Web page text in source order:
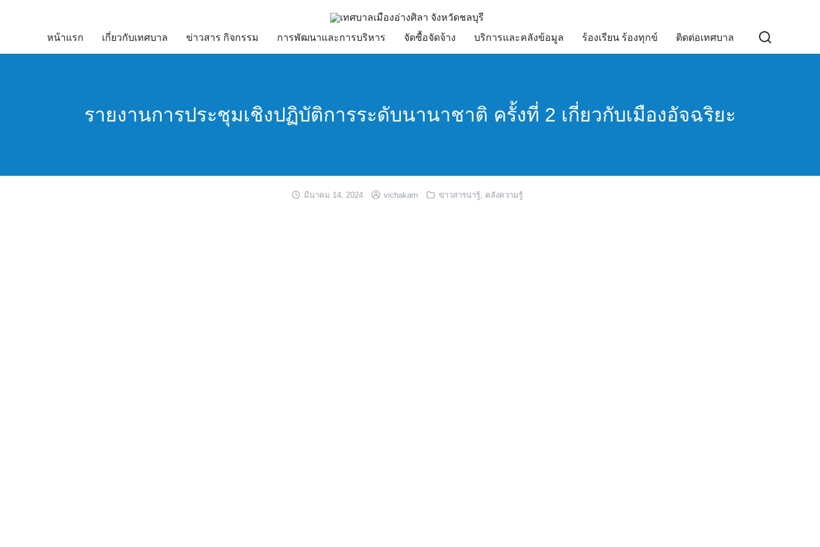
หน้าแรก เกี่ยวกับเทศบาล ข่าวสาร กิจกรรม การพัฒนาและการบริหาร จัดซื้อจัดจ้าง บริการและคลังข้อมูล ร้องเรียน ร้องทุกข์ ติดต่อเทศบาล
รายงานการประชุมเชิงปฏิบัติการระดับนานาชาติ ครั้งที่ 2 เกี่ยวกับเมืองอัจฉริยะ
มีนาคม 14, 2024 vichakarn ข่าวสารน่ารู้, คลังความรู้